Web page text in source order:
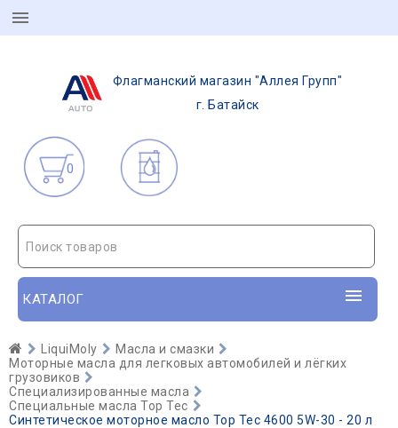
Флагманский магазин "Аллея Групп"
г. Батайск
0
Поиск товаров
КАТАЛОГ
LiquiMoly
Масла и смазки
Моторные масла для легковых автомобилей и лёгких
грузовиков
Специализированные масла
Специальные масла Top Tec
Синтетическое моторное масло Top Tec 4600 5W-30 - 20 л